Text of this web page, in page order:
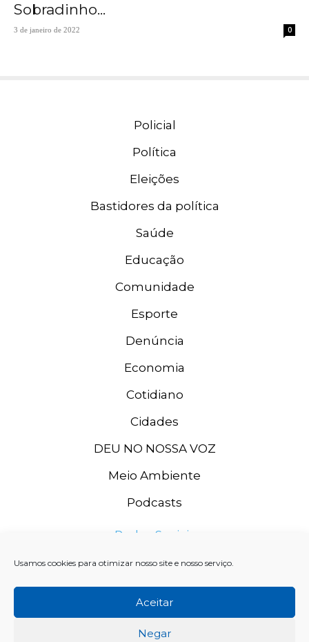
Usamos cookies para otimizar nosso site e nosso serviço.
Aceitar
Negar
Sobradinho...
3 de janeiro de 2022 0
Policial
Política
Eleições
Bastidores da política
Saúde
Educação
Comunidade
Esporte
Denúncia
Economia
Cotidiano
Cidades
DEU NO NOSSA VOZ
Meio Ambiente
Podcasts
Redes Sociais